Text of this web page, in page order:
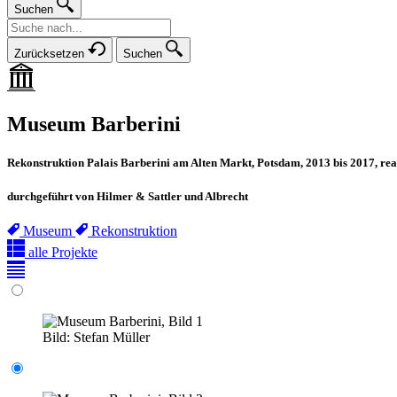
Suchen
Zurücksetzen Suchen
Museum Barberini
Rekonstruktion Palais Barberini am Alten Markt, Potsdam, 2013 bis 2017,
durchgeführt von Hilmer & Sattler und Albrecht
Museum
Rekonstruktion
alle Projekte
Bild: Stefan Müller